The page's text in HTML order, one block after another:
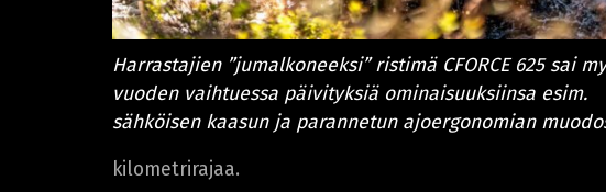
Harrastajien ”jumalkoneeksi” ristimä CFORCE 625 sai
vuoden vaihtuessa päivityksiä ominaisuuksiinsa esim.
sähköisen kaasun ja parannetun ajoergonomian
kilometrirajaa.